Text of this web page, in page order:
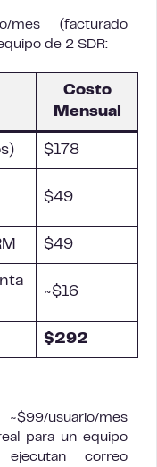
mes (facturado
de 2 SDR:
Costo
Mensual
$178
$49
$49
~$16
$292
usuario/mes
para un equipo
correo